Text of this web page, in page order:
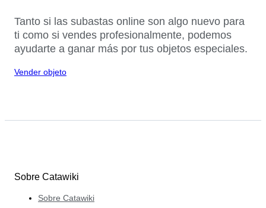
Tanto si las subastas online son algo nuevo para
ti como si vendes profesionalmente, podemos
ayudarte a ganar más por tus objetos especiales.
Vender objeto
Sobre Catawiki
Sobre Catawiki